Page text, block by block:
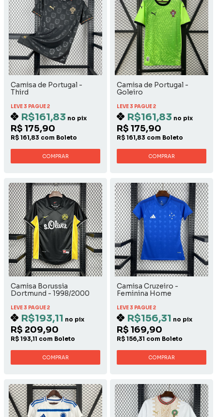
Camisa de Portugal -
Third
LEVE 3 PAGUE 2
R$161,83 no pix
R$ 175,90
R$ 161,83 com Boleto
COMPRAR
Camisa de Portugal -
Goleiro
LEVE 3 PAGUE 2
R$161,83 no pix
R$ 175,90
R$ 161,83 com Boleto
COMPRAR
Camisa Borussia
Dortmund - 1998/2000
LEVE 3 PAGUE 2
R$193,11 no pix
R$ 209,90
R$ 193,11 com Boleto
COMPRAR
Camisa Cruzeiro -
Feminina Home
LEVE 3 PAGUE 2
R$156,31 no pix
R$ 169,90
R$ 156,31 com Boleto
COMPRAR